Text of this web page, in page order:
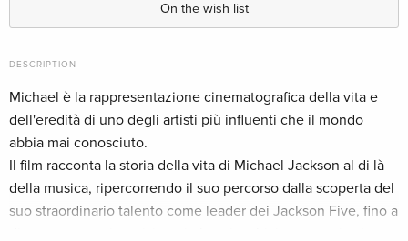
German
Standard edition
French
EUR 29.99
Standard edition — (selected)
Italian
EUR 25.49
EUR 29.99
On the wish list
DESCRIPTION
Michael è la rappresentazione cinematografica della vita e
dell'eredità di uno degli artisti più influenti che il mondo
abbia mai conosciuto.
Il film racconta la storia della vita di Michael Jackson al di là
della musica, ripercorrendo il suo percorso dalla scoperta del
suo straordinario talento come leader dei Jackson Five, fino a